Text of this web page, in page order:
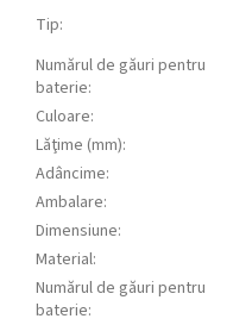
Tip:
Numărul de găuri pentru
baterie:
Culoare:
Lăţime (mm):
Adâncime:
Ambalare:
Dimensiune:
Material:
Numărul de găuri pentru
baterie: